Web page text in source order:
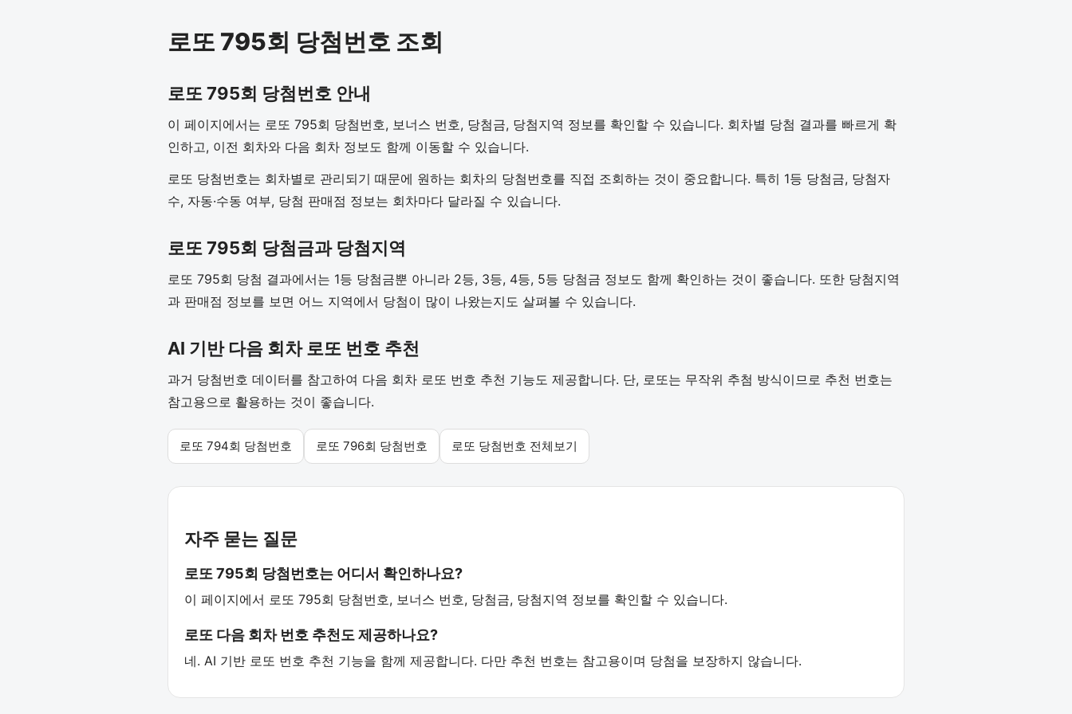
로또 795회 당첨번호 조회
로또 795회 당첨번호 안내
이 페이지에서는 로또 795회 당첨번호, 보너스 번호, 당첨금, 당첨지역 정보를 확인할 수 있습니다. 회차별 당첨 결과를 빠르게 확
인하고, 이전 회차와 다음 회차 정보도 함께 이동할 수 있습니다.
로또 당첨번호는 회차별로 관리되기 때문에 원하는 회차의 당첨번호를 직접 조회하는 것이 중요합니다. 특히 1등 당첨금, 당첨자
수, 자동·수동 여부, 당첨 판매점 정보는 회차마다 달라질 수 있습니다.
로또 795회 당첨금과 당첨지역
로또 795회 당첨 결과에서는 1등 당첨금뿐 아니라 2등, 3등, 4등, 5등 당첨금 정보도 함께 확인하는 것이 좋습니다. 또한 당첨지역
과 판매점 정보를 보면 어느 지역에서 당첨이 많이 나왔는지도 살펴볼 수 있습니다.
AI 기반 다음 회차 로또 번호 추천
과거 당첨번호 데이터를 참고하여 다음 회차 로또 번호 추천 기능도 제공합니다. 단, 로또는 무작위 추첨 방식이므로 추천 번호는
참고용으로 활용하는 것이 좋습니다.
로또 794회 당첨번호 로또 796회 당첨번호 로또 당첨번호 전체보기
자주 묻는 질문
로또 795회 당첨번호는 어디서 확인하나요?
이 페이지에서 로또 795회 당첨번호, 보너스 번호, 당첨금, 당첨지역 정보를 확인할 수 있습니다.
로또 다음 회차 번호 추천도 제공하나요?
네. AI 기반 로또 번호 추천 기능을 함께 제공합니다. 다만 추천 번호는 참고용이며 당첨을 보장하지 않습니다.